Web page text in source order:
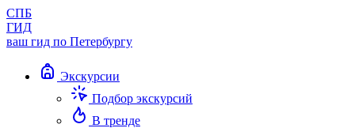
СПБ
ГИД
ваш гид по Петербургу
Экскурсии
Подбор экскурсий
В тренде